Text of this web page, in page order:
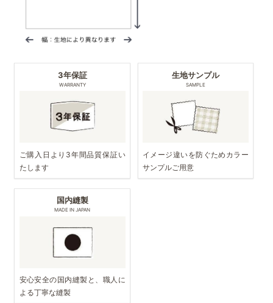
3年保証
WARRANTY
ご購入日より3年間品質保証い
たします
生地サンプル
SAMPLE
イメージ違いを防ぐためカラー
サンプルご用意
国内縫製
MADE IN JAPAN
安心安全の国内縫製と、職人に
よる丁寧な縫製